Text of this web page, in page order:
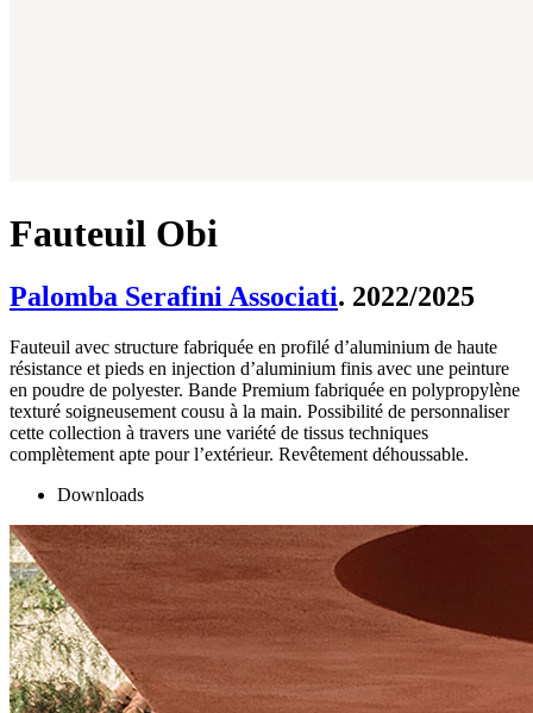
Fauteuil Obi
Palomba Serafini Associati. 2022/2025
Fauteuil avec structure fabriquée en profilé d’aluminium de haute
résistance et pieds en injection d’aluminium finis avec une peinture
en poudre de polyester. Bande Premium fabriquée en polypropylène
texturé soigneusement cousu à la main. Possibilité de personnaliser
cette collection à travers une variété de tissus techniques
complètement apte pour l’extérieur. Revêtement déhoussable.
Downloads